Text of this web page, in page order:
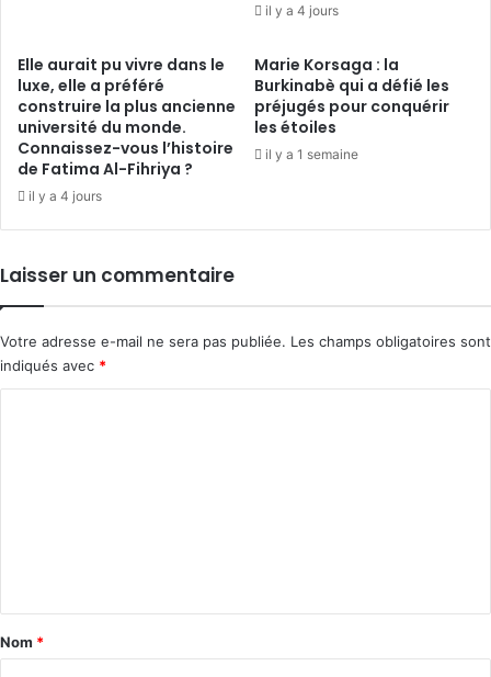
il y a 4 jours
Elle aurait pu vivre dans le
luxe, elle a préféré
construire la plus ancienne
université du monde.
Connaissez-vous l’histoire
de Fatima Al-Fihriya ?
il y a 4 jours
Marie Korsaga : la
Burkinabè qui a défié les
préjugés pour conquérir
les étoiles
il y a 1 semaine
Laisser un commentaire
Votre adresse e-mail ne sera pas publiée. Les champs obligatoires sont
indiqués avec *
a
Nom *